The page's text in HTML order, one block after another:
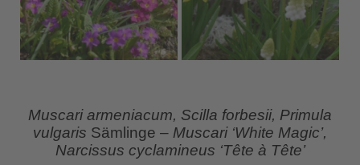
Muscari armeniacum, Scilla forbesii, Primula
vulgaris Sämlinge – Muscari ‘White Magic’,
Narcissus cyclamineus ‘Tête à Tête’